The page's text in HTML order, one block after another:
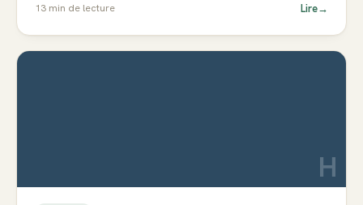
13 min de lecture Lire→
H